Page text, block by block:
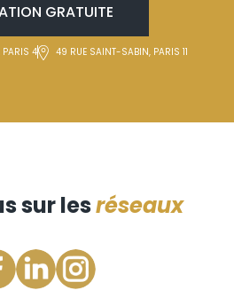
GRATUITE
PARIS 4 49 RUE SAINT-SABIN, PARIS 11
sur lesréseaux